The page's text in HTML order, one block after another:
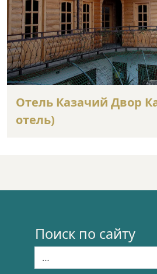
Отель Казачий Двор
отель)
Поиск по сайту